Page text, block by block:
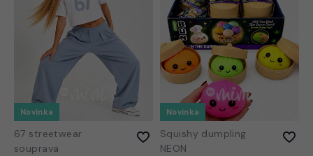
Novinka
67 streetwear
souprava
Novinka
Squishy dumpling
NEON